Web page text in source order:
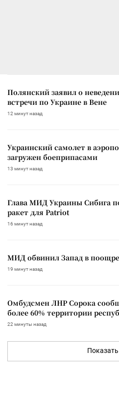
Полянский заявил о
встречи по Украине в Вене
12 минут назад
Украинский самолет в
загружен боеприпасами
13 минут назад
Глава МИД Украины Сибига
ракет для Patriot
16 минут назад
МИД обвинил Запад в
19 минут назад
Омбудсмен ЛНР Сорока
более 60% территории
22 минуты назад